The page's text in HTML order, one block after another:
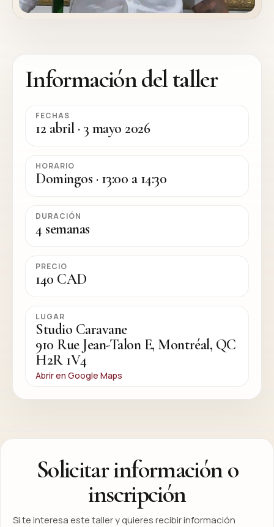
Información del taller
FECHAS
12 abril · 3 mayo 2026
HORARIO
Domingos · 13:00 a 14:30
DURACIÓN
4 semanas
PRECIO
140 CAD
LUGAR
Studio Caravane
910 Rue Jean-Talon E, Montréal, QC
H2R 1V4
Abrir en Google Maps
Solicitar información o
inscripción
Si te interesa este taller y quieres recibir información